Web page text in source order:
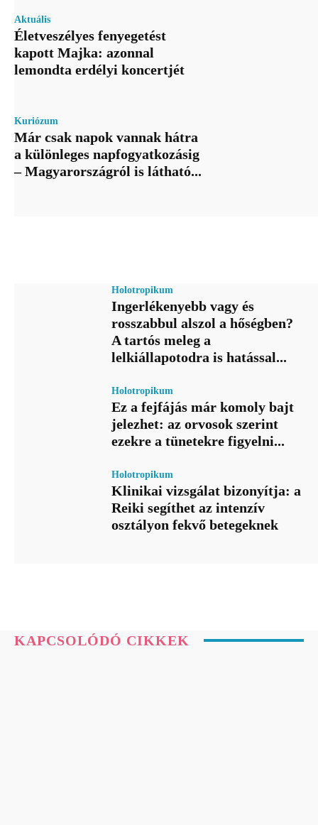
Aktuális
Életveszélyes fenyegetést
kapott Majka: azonnal
lemondta erdélyi koncertjét
Kuriózum
Már csak napok vannak hátra
a különleges napfogyatkozásig
– Magyarországról is látható...
Holotropikum
Ingerlékenyebb vagy és
rosszabbul alszol a hőségben?
A tartós meleg a
lelkiállapotodra is hatással...
Holotropikum
Ez a fejfájás már komoly bajt
jelezhet: az orvosok szerint
ezekre a tünetekre figyelni...
Holotropikum
Klinikai vizsgálat bizonyítja: a
Reiki segíthet az intenzív
osztályon fekvő betegeknek
KAPCSOLÓDÓ CIKKEK